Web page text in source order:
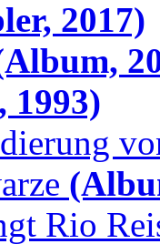
2017)
1993)
Rio